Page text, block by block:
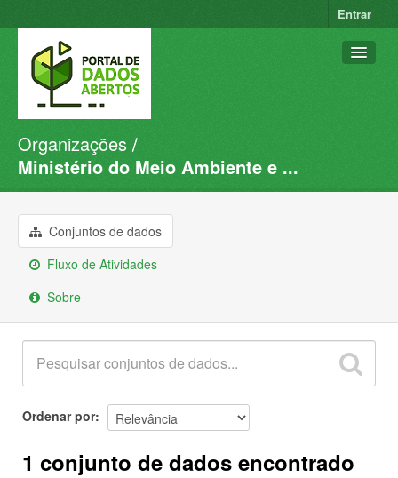
Entrar
Conjuntos de dados
Organizações
Sobre
Organizações
Ministério do Meio Ambiente e ...
Conjuntos de dados
Fluxo de Atividades
Sobre
Ordenar por
1 conjunto de dados encontrado